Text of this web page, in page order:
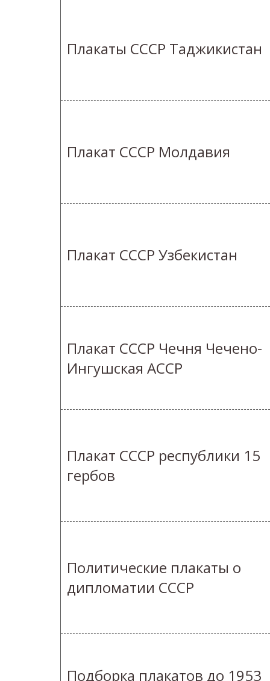
Плакаты СССР Таджикистан
Плакат СССР Молдавия
Плакат СССР Узбекистан
Плакат СССР Чечня Чечено-
Ингушская АССР
Плакат СССР республики 15
гербов
Политические плакаты о
дипломатии СССР
Подборка плакатов до 1953